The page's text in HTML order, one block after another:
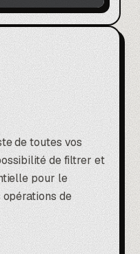
de toutes vos
de filtrer et
pour le
de